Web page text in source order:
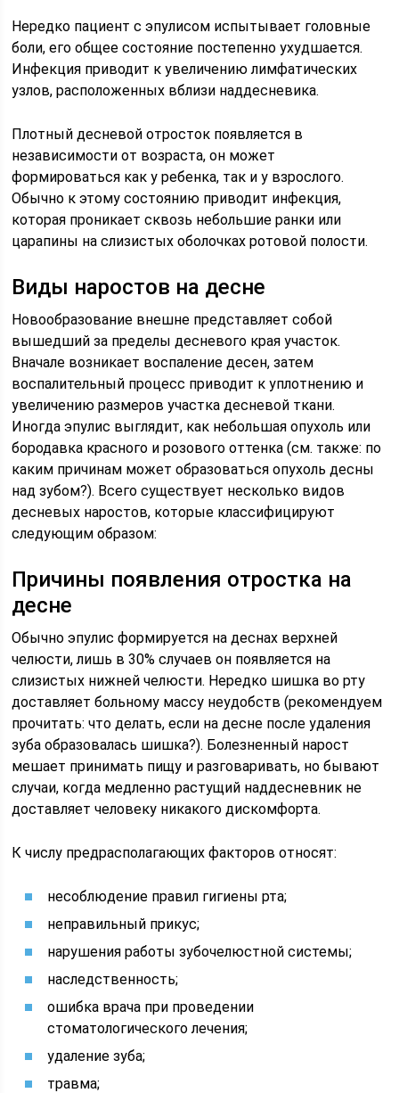
Нередко пациент с эпулисом испытывает головные
боли, его общее состояние постепенно ухудшается.
Инфекция приводит к увеличению лимфатических
узлов, расположенных вблизи наддесневика.
Плотный десневой отросток появляется в
независимости от возраста, он может
формироваться как у ребенка, так и у взрослого.
Обычно к этому состоянию приводит инфекция,
которая проникает сквозь небольшие ранки или
царапины на слизистых оболочках ротовой полости.
Виды наростов на десне
Новообразование внешне представляет собой
вышедший за пределы десневого края участок.
Вначале возникает воспаление десен, затем
воспалительный процесс приводит к уплотнению и
увеличению размеров участка десневой ткани.
Иногда эпулис выглядит, как небольшая опухоль или
бородавка красного и розового оттенка (см. также: по
каким причинам может образоваться опухоль десны
над зубом?). Всего существует несколько видов
десневых наростов, которые классифицируют
следующим образом:
Причины появления отростка на
десне
Обычно эпулис формируется на деснах верхней
челюсти, лишь в 30% случаев он появляется на
слизистых нижней челюсти. Нередко шишка во рту
доставляет больному массу неудобств (рекомендуем
прочитать: что делать, если на десне после удаления
зуба образовалась шишка?). Болезненный нарост
мешает принимать пищу и разговаривать, но бывают
случаи, когда медленно растущий наддесневник не
доставляет человеку никакого дискомфорта.
К числу предрасполагающих факторов относят:
несоблюдение правил гигиены рта;
неправильный прикус;
нарушения работы зубочелюстной системы;
наследственность;
ошибка врача при проведении
стоматологического лечения;
удаление зуба;
травма;